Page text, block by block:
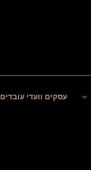
עסקים וועדי עובדים